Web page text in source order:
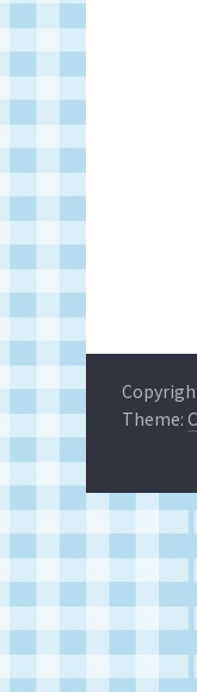
的
專
刊
物、
灣
地
區
媒
Theme: